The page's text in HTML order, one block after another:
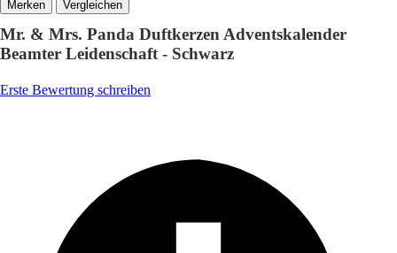
Vergleichen
Mr. & Mrs. Panda Duftkerzen Adventskalender
Beamter Leidenschaft - Schwarz
Erste Bewertung schreiben